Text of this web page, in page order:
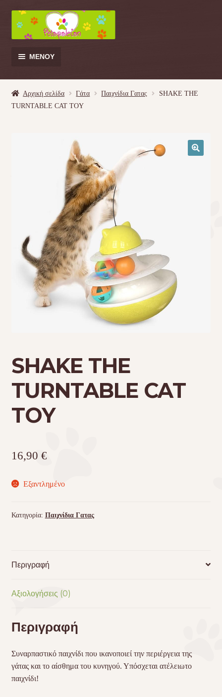
Απευθείας
μετάβαση
στην
πλοήγηση
Μετάβαση
σε
περιεχόμενο
ΜΕΝΟΎ
Κρεβατάκια
Τσάντες μεταφοράς
Επικοινωνία
Φροντίδα – Είδη Υγιεινής
Αρχική σελίδα Γάτα Παιχνίδια Γατας
SHAKE THE
TURNTABLE CAT TOY
SHAKE THE
TURNTABLE CAT
TOY
16,90 €
Εξαντλημένο
Κατηγορία: Παιχνίδια Γατας
Περιγραφή
Αξιολογήσεις (0)
Περιγραφή
Συναρπαστικό παιχνίδι που ικανοποιεί την περιέργεια της
γάτας και το αίσθημα του κυνηγού. Υπόσχεται ατέλειωτο
παιχνίδι!